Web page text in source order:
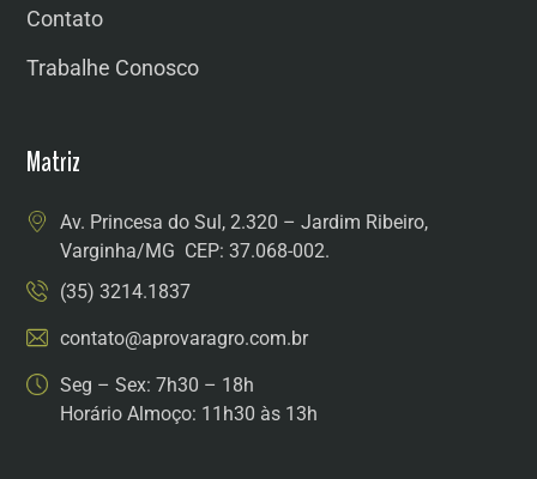
Contato
Trabalhe Conosco
Matriz
Av. Princesa do Sul, 2.320 – Jardim Ribeiro,
Varginha/MG CEP: 37.068-002.
(35) 3214.1837
contato@aprovaragro.com.br
Seg – Sex: 7h30 – 18h
Horário Almoço: 11h30 às 13h